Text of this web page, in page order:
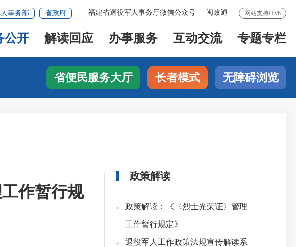
网站支持IPv6
福建省退役军人事务厅微信公众号 闽政通
事务部 省政府
公开 解读回应 办事服务 互动交流 专题专栏
省便民服务大厅 长者模式 无障碍浏览
作暂行规
政策解读
政策解读：《〈烈士光荣证〉管理
工作暂行规定》
退役军人工作政策法规宣传解读系